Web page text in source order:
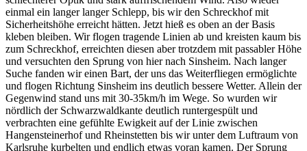
einmal ein langer langer Schlepp, bis wir den Schreckhof mit
Sicherheitshöhe erreicht hätten. Jetzt hieß es oben an der Basis
kleben bleiben. Wir flogen tragende Linien ab und kreisten kaum bis
zum Schreckhof, erreichten diesen aber trotzdem mit passabler Höhe
und versuchten den Sprung von hier nach Sinsheim. Nach langer
Suche fanden wir einen Bart, der uns das Weiterfliegen ermöglichte
und flogen Richtung Sinsheim ins deutlich bessere Wetter. Allein der
Gegenwind stand uns mit 30-35km/h im Wege. So wurden wir
nördlich der Schwarzwaldkante deutlich runtergespült und
verbrachten eine gefühlte Ewigkeit auf der Linie zwischen
Hangensteinerhof und Rheinstetten bis wir unter dem Luftraum von
Karlsruhe kurbelten und endlich etwas voran kamen. Der Sprung